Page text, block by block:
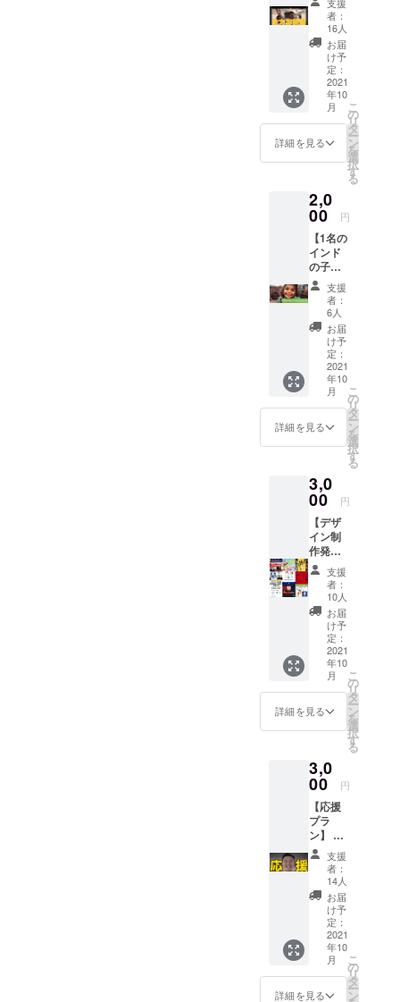
ファン
ディン
グって
よく分
からな
い、 支
援した
いけれ
ど特に
欲しい
リター
ンもな
う方向
けで
す。 金
額は500
円~で価
格自由
(変更可
能)で
す。リ
ターン
選択時
に金額
をお選
びくだ
さい。
しっ
しーが
ブ配信
中に
【全力
お辞
儀】を
させて
いただ
きま
す。ぜ
ひ応援
コメン
トもい
ただけ
るとう
れしい
です！
者：
16人
お届
け予
定：
2021
年10
月
詳細を見る
こ
の
リ
タ
ー
ン
を
選
択
す
る
2,0
00 円
【1名の
インド
の子供
にマス
ク等を
プレゼ
ントで
きる
権】 マ
スクや
お菓子
等を1名
のイン
ドの子
供にプ
レゼン
る権利
です。
「せっ
かくイ
ンドに
行くの
なら、
インド
から何
かを得
るだけ
でな
く、イ
ンドに
何か贈
れない
か
からリ
ターン
を作り
まし
た。
しっ
しーか
らお礼
のメッ
セージ
をお送
りしま
す。 プ
レゼン
トを渡
してい
る様子
支援
者：
6人
お届
け予
定：
2021
年10
月
詳細を見る
こ
の
リ
タ
ー
ン
を
選
択
す
る
3,0
00 円
【デザ
イン制
作発注
権】 デ
ザイン
画像の
製作を
3,000
円/枚で
承りま
す。 本
プロ
ジェク
トに使
用して
いるデ
画像
は、全
てしっ
しーの
自主制
作で
す。 ※
クラウ
ドファ
ンディ
ング限
定お試
し価格
でのご
提供で
す。
支援
者：
10人
お届
け予
定：
2021
年10
月
詳細を見る
こ
の
リ
タ
ー
ン
を
選
択
す
る
3,0
00 円
【応援
プラ
ン】 特
に欲し
いリ
ターン
はな
い、応
援だけ
したい
方向け
です。
ご支援
いただ
支援
者：
14人
お届
け予
定：
2021
年10
月
詳細を見る
こ
の
リ
タ
ー
ン